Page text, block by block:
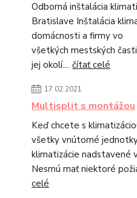
Odborná inštalácia
Bratislave Inštalácia
domácnosti a firmy vo
všetkých mestských
jej okolí.... čítať celé
17.02.2021
Multisplit s montážou
Keď chcete s
všetky vnútorné
klimatizácie nadstavené
Nesmú mať niektoré
celé